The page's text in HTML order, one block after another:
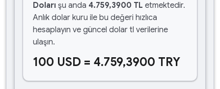
Doları şu anda 4.759,3900 TL etmektedir.
Anlık dolar kuru ile bu değeri hızlıca
hesaplayın ve güncel dolar tl verilerine
ulaşın.
100 USD = 4.759,3900 TRY